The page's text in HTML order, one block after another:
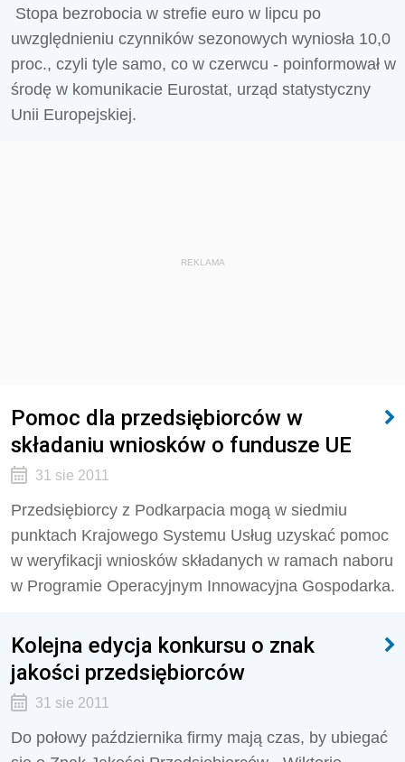
Stopa bezrobocia w strefie euro w lipcu po
uwzględnieniu czynników sezonowych wyniosła 10,0
proc., czyli tyle samo, co w czerwcu - poinformował w
środę w komunikacie Eurostat, urząd statystyczny
Unii Europejskiej.
REKLAMA
Pomoc dla przedsiębiorców w
składaniu wniosków o fundusze UE
31 sie 2011
Przedsiębiorcy z Podkarpacia mogą w siedmiu
punktach Krajowego Systemu Usług uzyskać pomoc
w weryfikacji wniosków składanych w ramach naboru
w Programie Operacyjnym Innowacyjna Gospodarka.
Kolejna edycja konkursu o znak
jakości przedsiębiorców
31 sie 2011
Do połowy października firmy mają czas, by ubiegać